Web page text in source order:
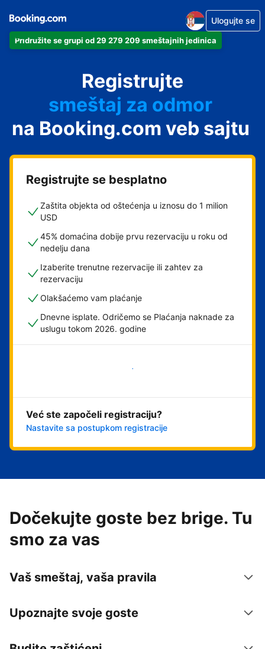
Pridružite se grupi od 29 279 209 smeštajnih jedinica
Ulogujte se
Registrujte
apartman
hotel
smeštaj za odmor
pansion
hostel
na Booking.com veb sajtu
Registrujte se besplatno
Zaštita objekta od oštećenja u iznosu do 1 milion
USD
45% domaćina dobije prvu rezervaciju u roku od
nedelju dana
Izaberite trenutne rezervacije ili zahtev za
rezervaciju
Olakšaćemo vam plaćanje
Dnevne isplate. Odričemo se Plaćanja naknade za
uslugu tokom 2026. godine
Počnite odmah
Već ste započeli registraciju?
Nastavite sa postupkom registracije
Dočekujte goste bez brige. Tu
smo za vas
Vaš smeštaj, vaša pravila
Upoznajte svoje goste